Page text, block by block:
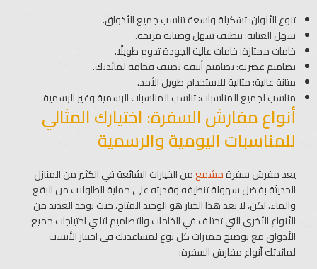
تنوع الألوان: تشكيلة واسعة تناسب جميع الأذواق.
سهل العناية: تنظيف سهل وصيانة مريحة.
خامات ممتازة: خامات عالية الجودة تدوم طويلًا.
تصاميم عصرية: تصاميم أنيقة تضيف فخامة لمائدتك.
متانة عالية: مثالية للاستخدام طويل الأمد.
مناسب لجميع المناسبات: تناسب المناسبات الرسمية وغير الرسمية.
أنواع مفارش السفرة: اختيارك المثالي
للمناسبات اليومية والرسمية
يعد مفرش سفرةمشمعمن الخيارات الشائعة في الكثير من المنازل
الحديثة بفضل سهولة تنظيفه وقدرته على حماية الطاولات من البقع
والماء. لكن، لا يعد هذا الخيار هو الوحيد المتاح، حيث يوجد العديد من
الأنواع الأخرى التي تختلف في الخامات والتصاميم لتلبي احتياجات جميع
الأذواق مع توضيح مميزات كل نوع لمساعدتك في اختيار الأنسب
لمائدتك أنواع مفارش السفرة: